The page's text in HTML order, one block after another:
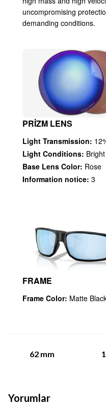
uncompromising
demanding conditions.
PRIZM LENS
Light Transmission:
Light Conditions:
Base Lens Color: Rose
Information notice: 3
FRAME
Frame Color: Matte
62 mm
Yorumlar